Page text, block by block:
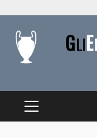
content
PRIMARY